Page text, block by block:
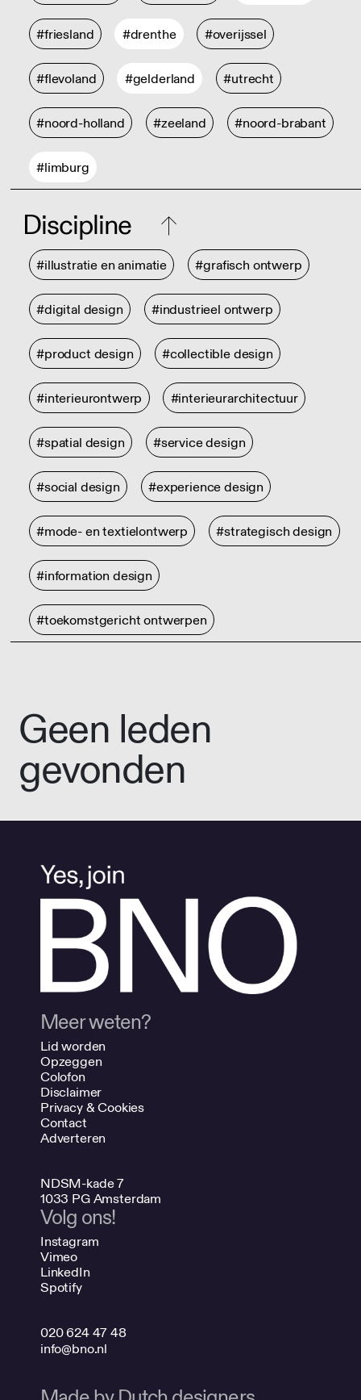
#friesland #drenthe #overijssel
#flevoland #gelderland #utrecht
#noord-holland #zeeland #noord-brabant
#limburg
Discipline
#illustratie en animatie #grafisch ontwerp
#digital design #industrieel ontwerp
#product design #collectible design
#interieurontwerp #interieurarchitectuur
#spatial design #service design
#social design #experience design
#mode- en textielontwerp #strategisch design
#information design
#toekomstgericht ontwerpen
Geen leden
gevonden
Meer weten?
Lid worden
Opzeggen
Colofon
Disclaimer
Privacy & Cookies
Contact
Adverteren
NDSM-kade 7
1033 PG Amsterdam
Volg ons!
Instagram
Vimeo
LinkedIn
Spotify
020 624 47 48
info@bno.nl